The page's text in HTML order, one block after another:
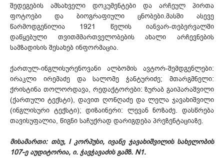
შედეგების ამსახველი დოკუმენტები და არჩეულ პირთა
ფოტოები და ბიოგრაფიული ცნობები.მასში ასევე
წარმოდგენილია 1921 წელის იანვარ-თებერვალში
დაწყებული თვითმმართველობების ახალი არჩევნების
სამზადისის შესახებ ინფორმაცია.
ქართულ-ინგლისურენოვანი ალბომის ავტორ-შემდგენლები:
ირაკლი ირემაძე და სალომე ჭანტურიძე; მთარგმნელი:
ქრისტინა თოლორდავა, რედაქტორები: ზურაბ გაიპარაშვილი
(ქართული ტექსტი), დავით ღონღაძე და ლელა ჯავახიშვილი
(ინგლისური ტექსტი); დიზაინერი: ლევან ნოზაძე. დასწრება
თავისუფალია, წიგნი საჩუქრად დარიგდება პრეზენტაციაზე.
მისამართი: თსუ, I კორპუსი, ივანე ჯავახიშვილის სახელობის
107-ე აუდიტორია, ი. ჭავჭავაძის გამზ. N1.